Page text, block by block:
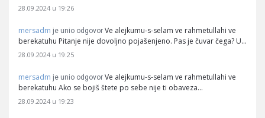
28.09.2024 u 19:26
mersadm je unio odgovor Ve alejkumu-s-selam ve rahmetullahi ve
berekatuhu Pitanje nije dovoljno pojašenjeno. Pas je čuvar čega? U…
28.09.2024 u 19:25
mersadm je unio odgovor Ve alejkumu-s-selam ve rahmetullahi ve
berekatuhu Ako se bojiš štete po sebe nije ti obaveza…
28.09.2024 u 19:23